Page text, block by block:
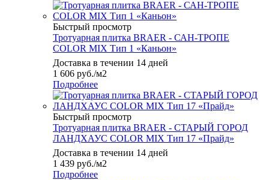
Быстрый просмотр
Тротуарная плитка BRAER - САН-ТРОПЕ
COLOR MIX Тип 1 «Каньон»
Доставка в течении 14 дней
1 606 руб./м2
Подробнее
Быстрый просмотр
Тротуарная плитка BRAER - СТАРЫЙ ГОРОД
ЛАНДХАУС COLOR MIX Тип 17 «Прайд»
Доставка в течении 14 дней
1 439 руб./м2
Подробнее